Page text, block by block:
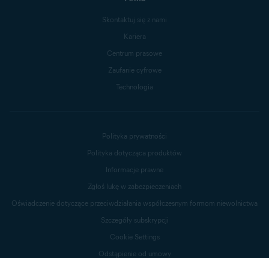
Skontaktuj się z nami
Kariera
Centrum prasowe
Zaufanie cyfrowe
Technologia
Polityka prywatności
Polityka dotycząca produktów
Informacje prawne
Zgłoś lukę w zabezpieczeniach
Oświadczenie dotyczące przeciwdziałania współczesnym formom niewolnictwa
Szczegóły subskrypcji
Cookie Settings
Odstąpienie od umowy